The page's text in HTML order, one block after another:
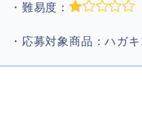
・難易度：
・応募対象商品：ハガ